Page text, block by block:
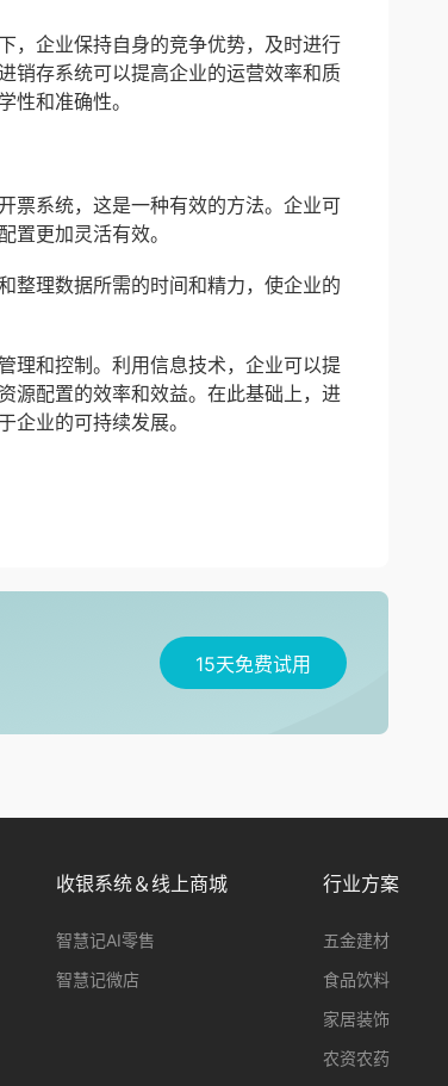
，企业保持自身的竞争优势，及时进行
销存系统可以提高企业的运营效率和质
性和准确性。
票系统，这是一种有效的方法。企业可
置更加灵活有效。
整理数据所需的时间和精力，使企业的
理和控制。利用信息技术，企业可以提
源配置的效率和效益。在此基础上，进
业的可持续发展。
15天免费试用
收银系统＆线上商城
智慧记AI零售
智慧记微店
行业方案
五金建材
食品饮料
家居装饰
农资农药